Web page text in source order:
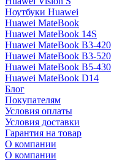
Ноутбуки Huawei
Huawei MateBook
Huawei MateBook 14S
Huawei MateBook B3-420
Huawei MateBook B3-520
Huawei MateBook B5-430
Huawei MateBook D14
Блог
Покупателям
Условия оплаты
Условия доставки
Гарантия на товар
О компании
О компании